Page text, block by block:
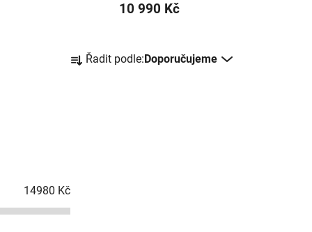
10 990 Kč
a
o
d
Řadit podle: Doporučujeme
14980 Kč